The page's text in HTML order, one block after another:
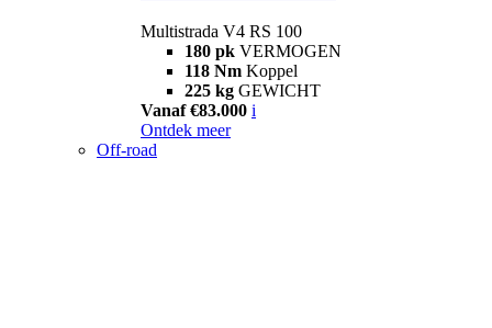
Multistrada V4 RS 100
180 pk VERMOGEN
118 Nm Koppel
225 kg GEWICHT
Vanaf €83.000 i
Ontdek meer
Off-road